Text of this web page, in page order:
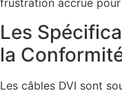
frustration accrue pour
Les
la
Les câbles DVI sont